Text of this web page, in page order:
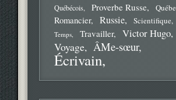
Québécois
Proverbe Russe
Romancier Russie Scientifique
Temps Travailler Victor Hugo
Voyage ÂMe-sœur
Écrivain